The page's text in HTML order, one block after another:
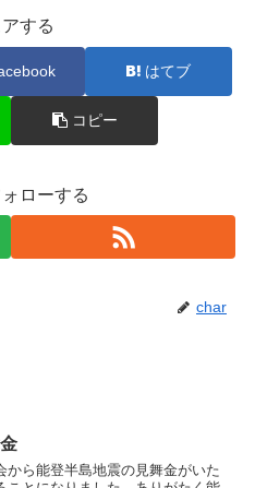
する
はてブ
コピー
ローする
char
から能登半島地震の見舞金がいた